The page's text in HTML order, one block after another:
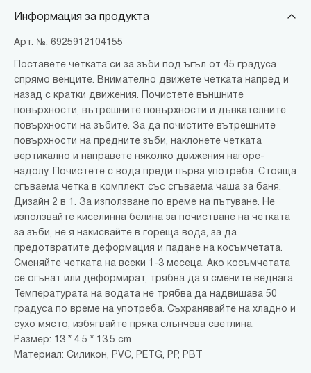
Информация за продукта
Арт. №: 6925912104155
Поставете четката си за зъби под ъгъл от 45 градуса
спрямо венците. Внимателно движете четката напред и
назад с кратки движения. Почистете външните
повърхности, вътрешните повърхности и дъвкателните
повърхности на зъбите. За да почистите вътрешните
повърхности на предните зъби, наклонете четката
вертикално и направете няколко движения нагоре-
надолу. Почистете с вода преди първа употреба. Стояща
сгъваема четка в комплект със сгъваема чаша за баня.
Дизайн 2 в 1. За използване по време на пътуване. Не
използвайте киселинна белина за почистване на четката
за зъби, не я накисвайте в гореща вода, за да
предотвратите деформация и падане на косъмчетата.
Сменяйте четката на всеки 1-3 месеца. Ако косъмчетата
се огънат или деформират, трябва да я смените веднага.
Температурата на водата не трябва да надвишава 50
градуса по време на употреба. Съхранявайте на хладно и
сухо място, избягвайте пряка слънчева светлина.
Размер: 13 * 4.5 * 13.5 cm
Материал: Силикон, PVC, PETG, PP, PBT